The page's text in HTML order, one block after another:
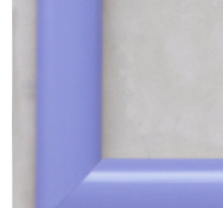
仕様変更